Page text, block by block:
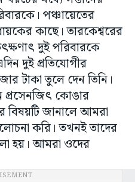
পঞ্চায়েতের
কাছে। তারকেশ্বরের
দুই পরিবারকে
দুই প্রতিযোগীর
টাকা তুলে দেন তিনি।
প্রসেনজিৎ কোঙার
বিষয়টি জানালে আমরা
করি। তখনই তাদের
হয়। আমরা ওদের